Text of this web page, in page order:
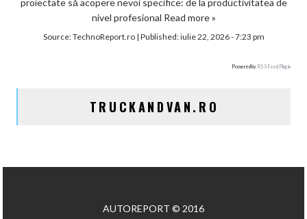
proiectate să acopere nevoi specifice: de la productivitatea de
nivel profesional Read more »
Source:TechnoReport.ro| Published:iulie 22, 2026 - 7:23 pm
Powered by RSS Feed Plugin
TRUCKANDVAN.RO
AUTOREPORT © 2016